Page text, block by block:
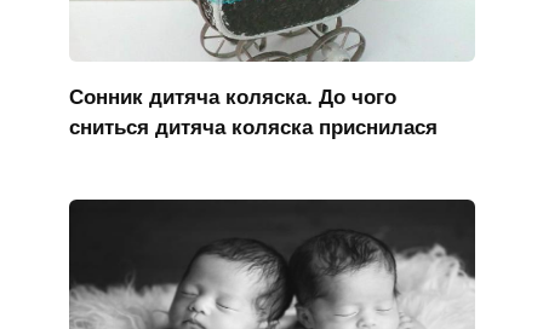
Сонник дитяча коляска. До чого
сниться дитяча коляска приснилася